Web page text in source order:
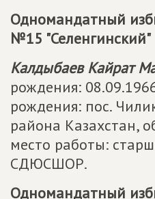
Одномандатный
№15 "Селенгинский"
Калдыбаев Кайрат
рождения:
рождения: пос.
района Казахстан,
место работы:
СДЮСШОР.
Одномандатный